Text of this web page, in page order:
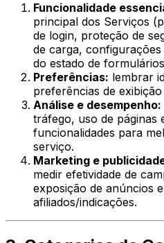
Funcionalidade
principal dos Serviços
de login, proteção de
de carga,
do estado de
Preferências: lembrar
preferências de
Análise e desempenho:
tráfego, uso de páginas
funcionalidades para
serviço.
Marketing e
medir efetividade de
exposição de anúncios
afiliados/indicações.